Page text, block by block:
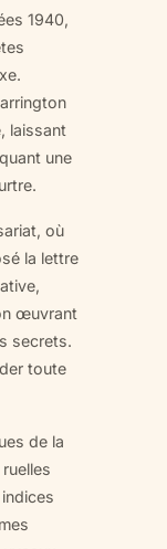
1940,
laissant
une
où
la lettre
œuvrant
secrets.
toute
de la